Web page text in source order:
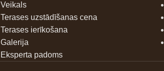
Veikals
Terases uzstādīšanas cena
Terases ierīkošana
Galerija
Eksperta padoms